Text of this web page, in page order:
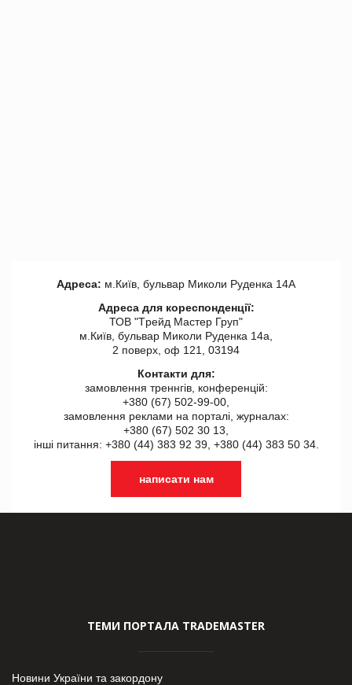
Адреса: м.Київ, бульвар Миколи Руденка 14А
Адреса для кореспонденції:
ТОВ "Tрейд Мастер Груп"
м.Київ, бульвар Миколи Руденка 14а,
2 поверх, оф 121, 03194
Контакти для:
замовлення треннгів, конференцій:
+380 (67) 502-99-00,
замовлення реклами на порталі, журналах:
+380 (67) 502 30 13,
інші питання: +380 (44) 383 92 39, +380 (44) 383 50 34.
написати нам
ТЕМИ ПОРТАЛА TRADEMASTER
Новини України та закордону